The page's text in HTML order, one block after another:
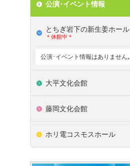
公演･イベント情報
とちぎ岩下の新⽣姜ホール
＊休館中＊
公演･イベント情報はありません｡
大平文化会館
藤岡文化会館
ホリ電コスモスホール